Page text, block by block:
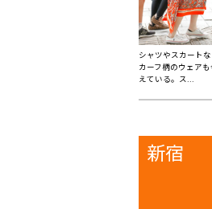
シャツやスカート
カーフ柄のウェア
えている。ス...
新宿